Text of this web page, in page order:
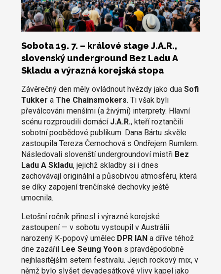
Sobota 19. 7. – králové stage J.A.R.,
slovenský underground Bez Ladu A
Skladu a výrazná korejská stopa
Závěrečný den měly ovládnout hvězdy jako dua Sofi
Tukker a The Chainsmokers. Ti však byli
převálcováni menšími (a živými) interprety. Hlavní
scénu rozproudili domácí J.A.R., kteří roztančili
sobotní poobědové publikum. Dana Bártu skvěle
zastoupila Tereza Černochová s Ondřejem Rumlem.
Následovali slovenští undergroundoví mistři Bez
Ladu A Skladu, jejichž skladby si i dnes
zachovávají originální a působivou atmosféru, která
se díky zapojení trenčínské dechovky ještě
umocnila.
Letošní ročník přinesl i výrazné korejské
zastoupení — v sobotu vystoupil v Austrálii
narozený K-popový umělec DPR IAN a dříve téhož
dne zazářil Lee Seung Yoons pravděpodobně
nejhlasitějším setem festivalu. Jejich rockový mix, v
němž bylo slyšet devadesátkové vlivy kapel jako